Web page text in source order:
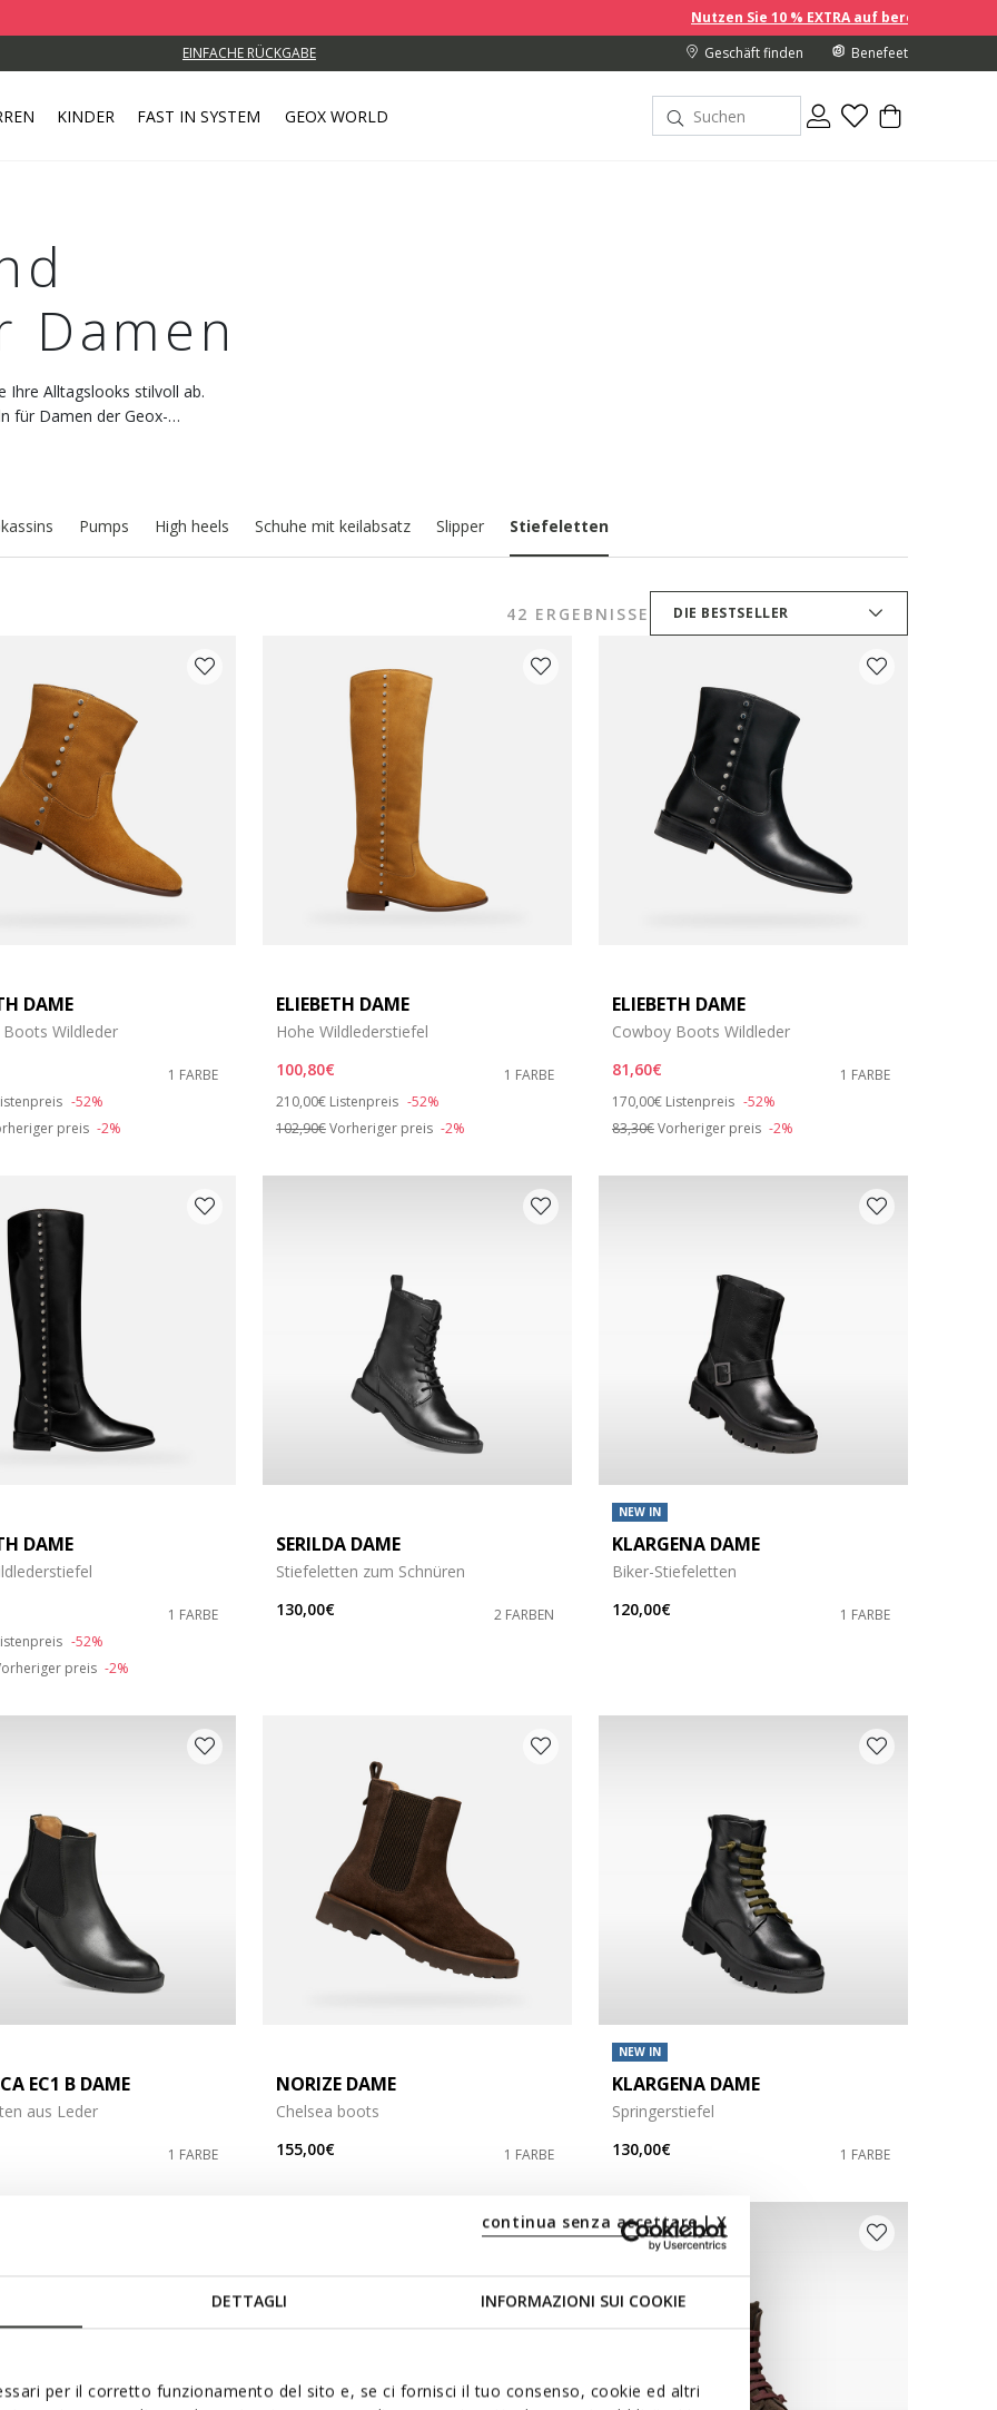
DETTAGLI INFORMAZIONI SUI COOKIE
per il corretto funzionamento del sito e, se ci fornisci il tuo consenso, cookie ed altri
continua senza accettare | X
Nutzen Sie 10 % EXTRA auf bereits reduzierte Preise, wenn
EINFACHE RÜCKGABE Geschäft finden Benefeet
KINDER FAST IN SYSTEM GEOX WORLD
Damen
Ihre Alltagslooks stilvoll ab.
für Damen der Geox-
Pumps High heels Schuhe mit keilabsatz Slipper Stiefeletten
42 ERGEBNISSE DIE BESTSELLER
37
39
42
DAME
Wildleder
1 FARBE
from -52%
preis -2%
ELIEBETH DAME
Hohe Wildlederstiefel
100,80€
1 FARBE
Price reduced from
210,00€ to
Listenpreis -52%
102,90€Vorheriger preis -2%
ELIEBETH DAME
Cowboy Boots Wildleder
81,60€
1 FARBE
Price reduced from
170,00€ to
Listenpreis -52%
83,30€Vorheriger preis -2%
DAME
1 FARBE
from -52%
preis -2%
SERILDA DAME
Stiefeletten zum Schnüren
130,00€
2 FARBEN
NEW IN
KLARGENA DAME
Biker-Stiefeletten
120,00€
1 FARBE
EC1 B DAME
aus Leder
1 FARBE
NORIZE DAME
Chelsea boots
155,00€
1 FARBE
NEW IN
KLARGENA DAME
Springerstiefel
130,00€
1 FARBE